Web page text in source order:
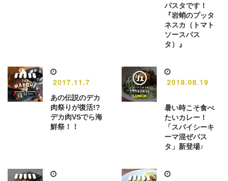
パスタです！
『岩蛸のプッタ
ネスカ（トマト
ソースパス
タ）』
2017.11.7
あの伝説のデカ
肉祭りが復活!?
デカ肉VSでら海
鮮祭！！
2018.08.19
暑い時こそ食べ
たいカレー！
「スパイシーキ
ーマ混ぜパス
タ」新登場♪